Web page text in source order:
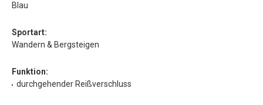
Blau
Sportart:
Wandern & Bergsteigen
Funktion:
durchgehender Reißverschluss